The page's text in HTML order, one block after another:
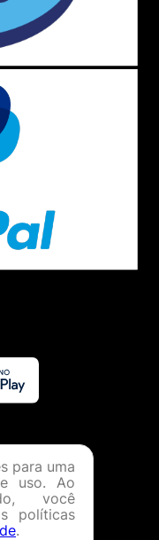
para uma
uso. Ao
você
políticas
.